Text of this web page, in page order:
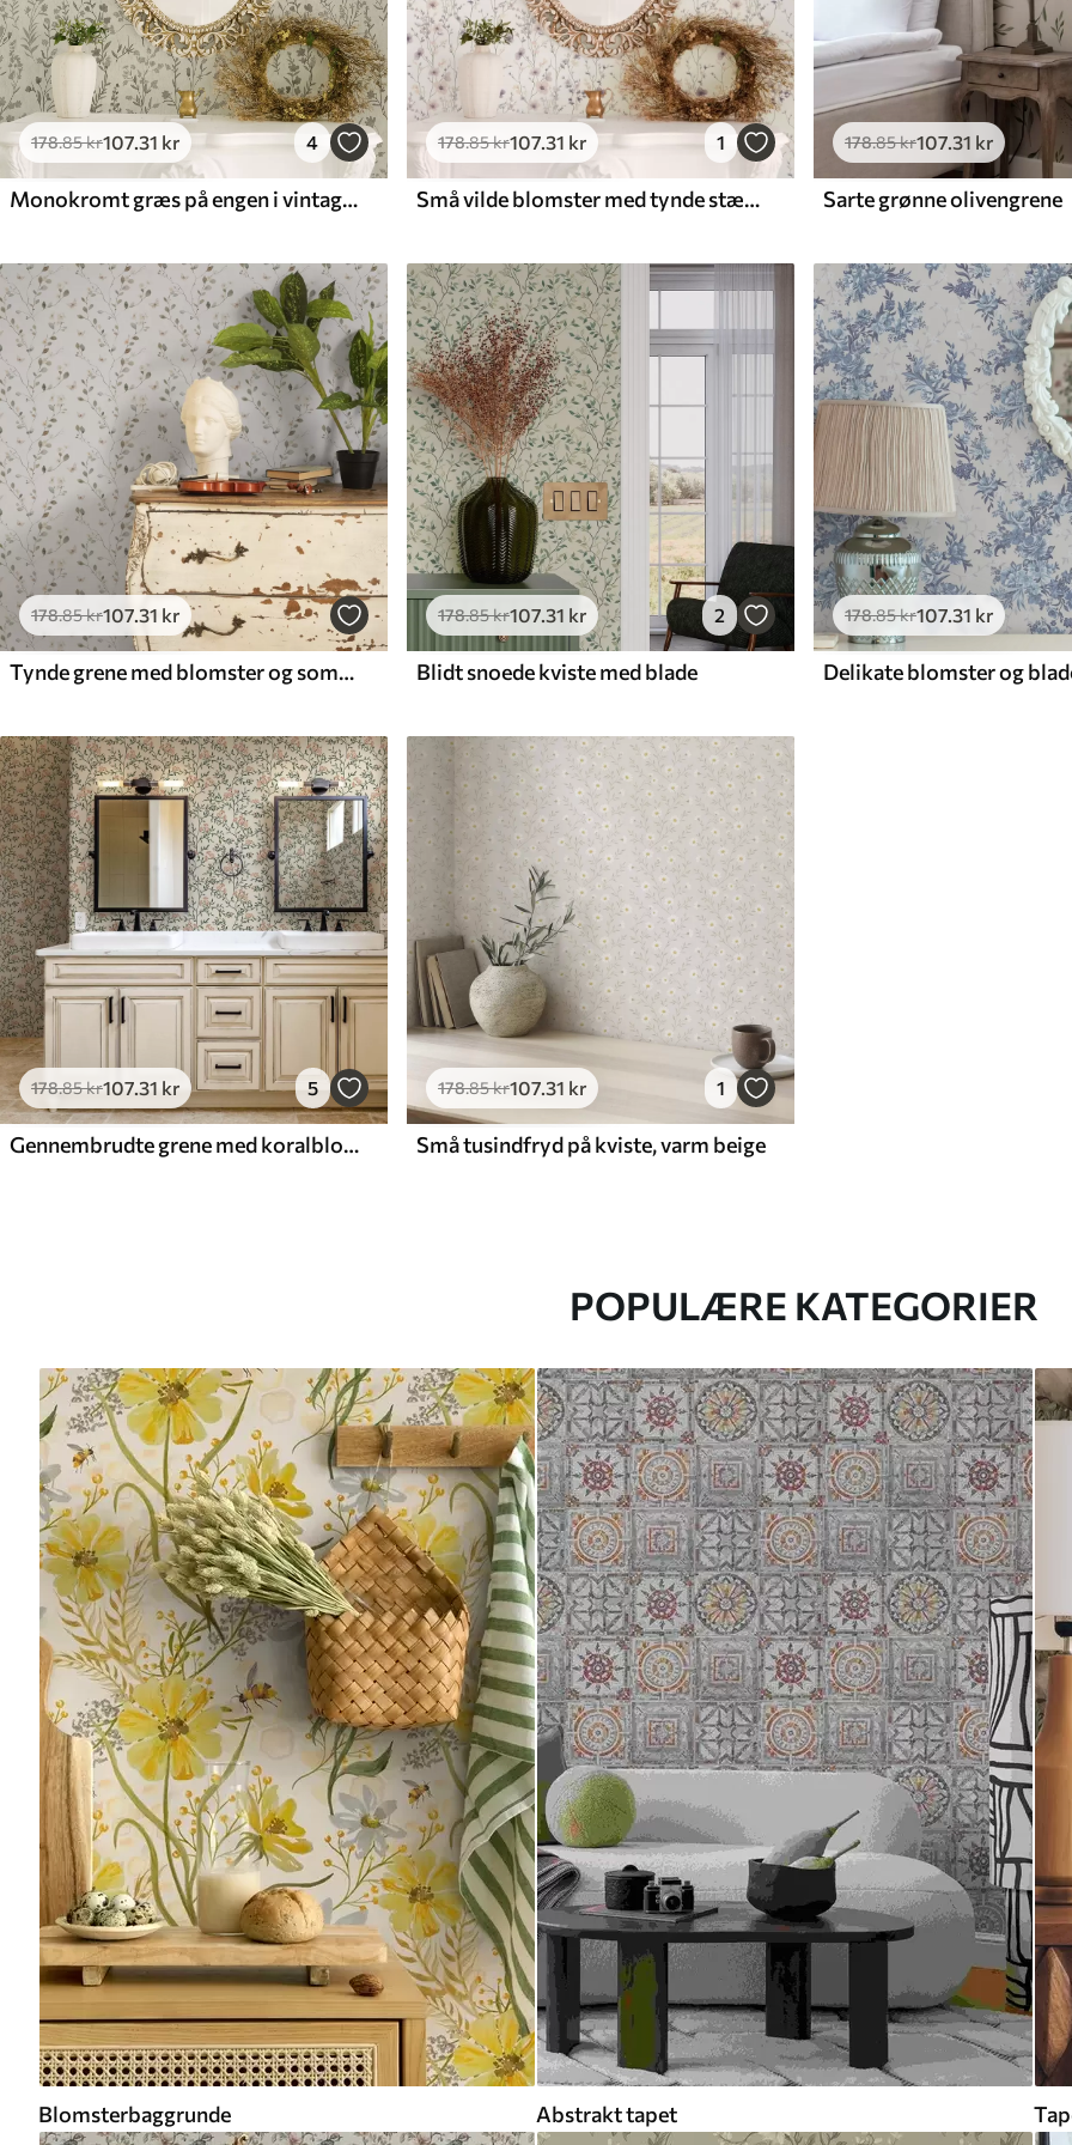
178.85kr107.31 kr 4
Monokromt græs på engen i vintagestil
178.85kr107.31 kr 1
Små vilde blomster med tynde stængler på lys baggrund
178.85kr107.31 kr
Sarte grønne olivengrene
178.85kr107.31 kr
Tynde grene med blomster og sommerfugle på hvid baggrund
178.85kr107.31 kr 2
Blidt snoede kviste med blade
178.85kr107.31 kr
178.85kr107.31 kr 5
Gennembrudte grene med koralblomster, blomstermønster
178.85kr107.31 kr 1
Små tusindfryd på kviste, varm beige
POPULÆRE KATEGORIER
Blomsterbaggrunde Abstrakt tapet